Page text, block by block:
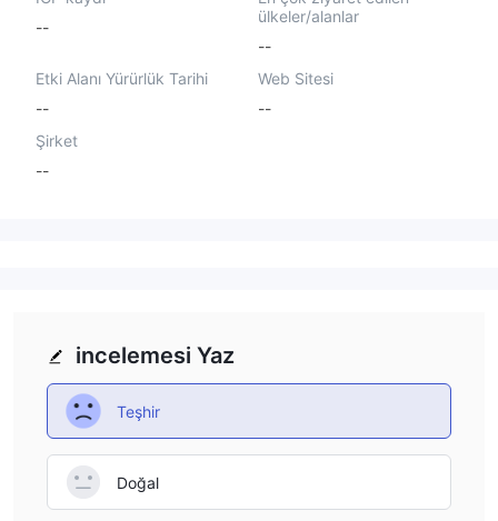
--
ülkeler/alanlar
--
Etki Alanı Yürürlük Tarihi
--
Web Sitesi
--
Şirket
--
incelemesi Yaz
Teşhir
Doğal